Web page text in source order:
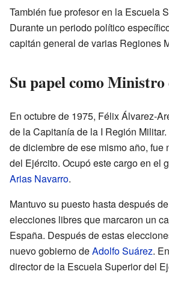
También fue profesor en la Escuela
Durante un periodo político
capitán general de varias Regiones
Su papel como
En octubre de 1975, Félix Álvarez-
de la Capitanía de la I Región
de diciembre de ese mismo año, fue
del Ejército. Ocupó este cargo en el
Arias Navarro.
Mantuvo su puesto hasta después
elecciones libres que marcaron un
España. Después de estas
nuevo gobierno deAdolfo Suárez.
director de la Escuela Superior del